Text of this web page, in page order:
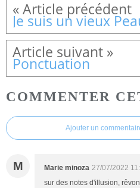
Je suis un vieux
Ponctuation
COMMENTER
Ajouter un
M Marie minoza 27/07/2022
sur des notes d'illusion,